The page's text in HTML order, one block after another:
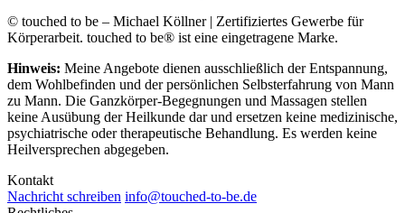
© touched to be – Michael Köllner | Zertifiziertes Gewerbe für
Körperarbeit. touched to be® ist eine eingetragene Marke.
Hinweis: Meine Angebote dienen ausschließlich der Entspannung,
dem Wohlbefinden und der persönlichen Selbsterfahrung von Mann
zu Mann. Die Ganzkörper-Begegnungen und Massagen stellen
keine Ausübung der Heilkunde dar und ersetzen keine medizinische,
psychiatrische oder therapeutische Behandlung. Es werden keine
Heilversprechen abgegeben.
Kontakt
Nachricht schreiben info@touched-to-be.de